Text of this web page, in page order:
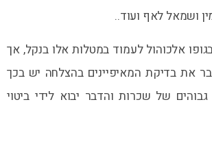
ושמאל לאף ועוד..
אלכוהול לעמוד במטלות אלו בנקל, אך
את בדיקת המאיפיינים בהצלחה יש בכך
של שכרות והדבר יבוא לידי ביטוי